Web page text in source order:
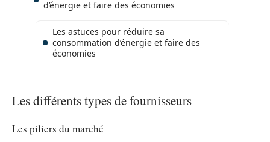
d’énergie et faire des économies
Les astuces pour réduire sa
consommation d’énergie et faire des
économies
Les différents types de fournisseurs
Les piliers du marché